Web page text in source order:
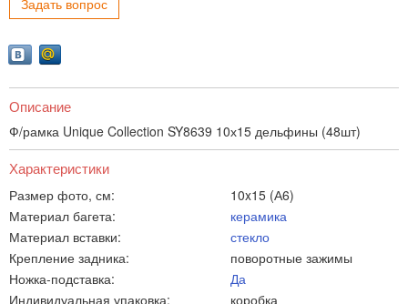
Задать вопрос
Описание
Ф/рамка Unique Collection SY8639 10х15 дельфины (48шт)
Характеристики
Размер фото, см:
10x15 (А6)
Материал багета:
керамика
Материал вставки:
стекло
Крепление задника:
поворотные зажимы
Ножка-подставка:
Да
Индивидуальная упаковка:
коробка